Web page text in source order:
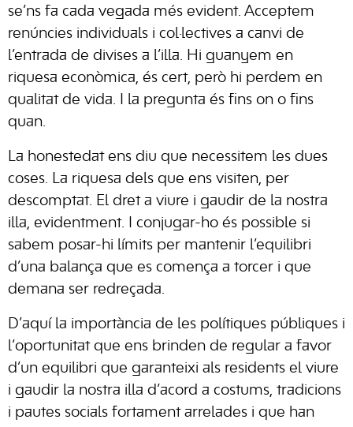
se’ns fa cada vegada més evident. Acceptem
renúncies individuals i col·lectives a canvi de
l’entrada de divises a l’illa. Hi guanyem en
riquesa econòmica, és cert, però hi perdem en
qualitat de vida. I la pregunta és fins on o fins
quan.
La honestedat ens diu que necessitem les dues
coses. La riquesa dels que ens visiten, per
descomptat. El dret a viure i gaudir de la nostra
illa, evidentment. I conjugar-ho és possible si
sabem posar-hi límits per mantenir l’equilibri
d’una balança que es comença a torcer i que
demana ser redreçada.
D’aquí la importància de les polítiques públiques i
l‘oportunitat que ens brinden de regular a favor
d’un equilibri que garanteixi als residents el viure
i gaudir la nostra illa d’acord a costums, tradicions
i pautes socials fortament arrelades i que han